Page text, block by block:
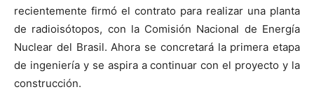
recientemente firmó el contrato para realizar una planta
de radioisótopos, con la Comisión Nacional de Energía
Nuclear del Brasil. Ahora se concretará la primera etapa
de ingeniería y se aspira a continuar con el proyecto y la
construcción.